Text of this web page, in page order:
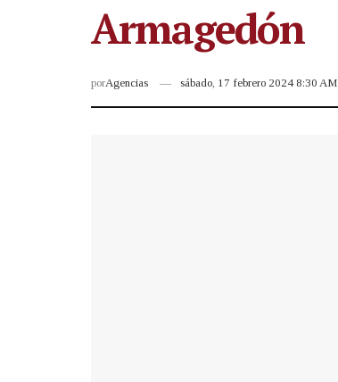
Armagedón
porAgencias sábado, 17 febrero 2024 8:30 AM